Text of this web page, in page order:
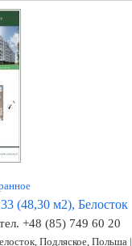
(48,30 м2), Белосток
+48 (85) 749 60 20
Подляское, Польша |